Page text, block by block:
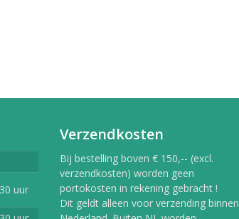
uur
Verzendkosten
Bij bestelling boven € 150,-- (excl.
verzendkosten) worden geen
portokosten in rekening gebracht !
Dit geldt alleen voor verzending binnen